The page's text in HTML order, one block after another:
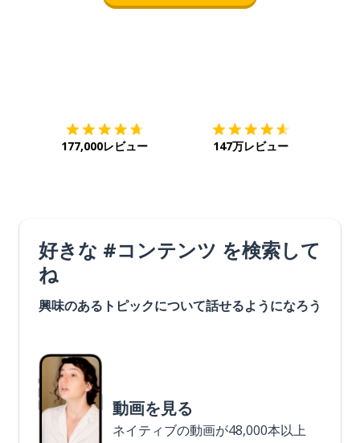
177,000レビュー 147万レビュー
好きな #コンテンツ を検索して
ね
興味のあるトピックについて話せるようになろう
動画を見る
ネイティブの動画が48,000本以上